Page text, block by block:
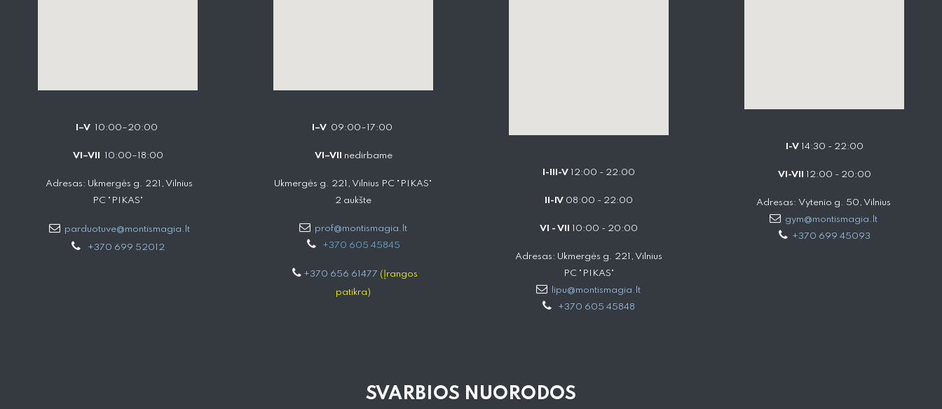
I–V 10:00–20:00
VI–VII 10:00–18:00
Adresas: Ukmergės g. 221, Vilnius
PC "PIKAS"
parduotuve@montismagia.lt
+370 699 52012
I–V 09:00–17:00
VI–VII nedirbame
Ukmergės g. 221, Vilnius PC "PIKAS"
2 aukšte
prof@montismagia.lt
+370 605 4584​5
+370 656 61477 (Įrangos
patikra)
I-III-V 12:00 - 22:00
II-IV 08:00 - 22:00
VI - VII 10:00 - 20:00
Adresas: Ukmergės g. 221, Vilnius
PC "PIKAS"
lipu@montismagia.lt
+370 605 45848
I-V14:30 - 22:00
VI-VII 12:00 - 20:00
Adresas: Vytenio g. 50, Vilnius
gym@montismagia.lt
+370 699 45093
SVARBIOS NUORODOS